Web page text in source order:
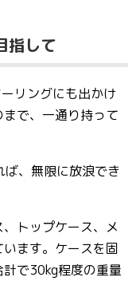
指して
リングにも出かけ
で、一通り持って
、無限に放浪でき
トップケース、メ
ます。ケースを固
で30kg程度の重量